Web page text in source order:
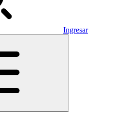
Ingresar